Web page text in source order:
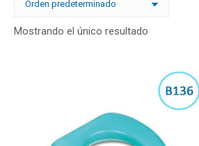
Mostrando el único resultado